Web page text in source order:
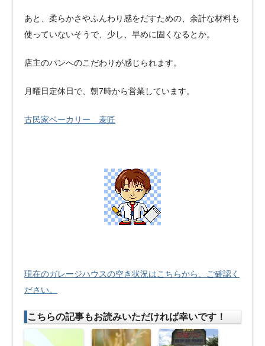
あと、柔らかさやふんわり感をだすための、余計な材料も
使っていないそうで、少し、早めに固くなるとか。
店主のパンへのこだわりが感じられます。
月曜日定休日で、朝7時から営業しています。
古民家ベーカリー 麦匠
現在のガレージハウスの空き状況はこちらから、ご確認く
ださい。
こちらの記事もお読みいただければ幸いです！